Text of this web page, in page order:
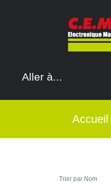
Aller à...
Accueil
Trier par Nom